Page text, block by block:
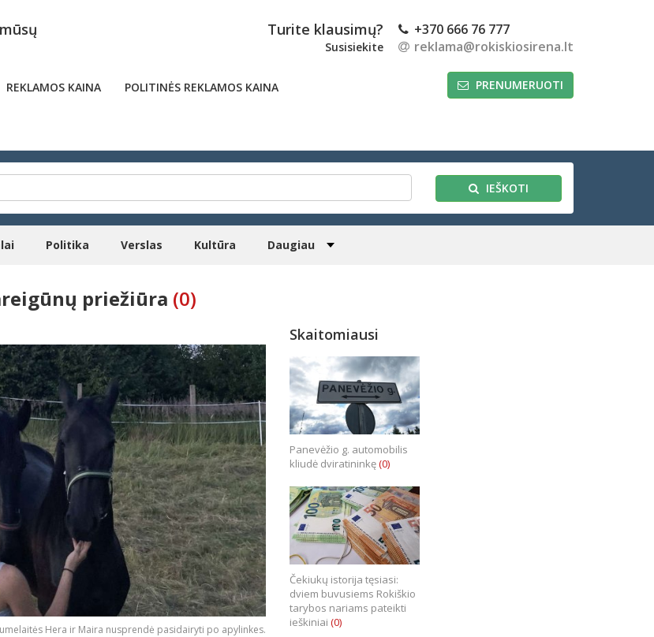
Turite klausimų?
Susisiekite
+370 666 76 777
reklama@rokiskiosirena.lt
REKLAMOS KAINA POLITINĖS REKLAMOS KAINA PRENUMERUOTI
IEŠKOTI
Politika Verslas Kultūra Daugiau
priežiūra (0)
Hera ir Maira nusprendė pasidairyti po apylinkes.
Skaitomiausi
Panevėžio g. automobilis
kliudė dviratininkę(0)
Čekiukų istorija tęsiasi:
dviem buvusiems Rokiškio
tarybos nariams pateikti
ieškiniai (0)